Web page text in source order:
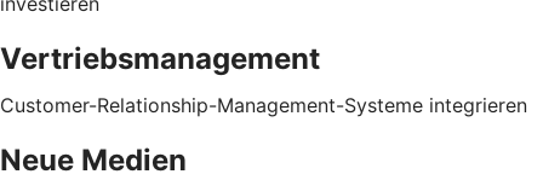
Vertriebsmanagement
Customer-Relationship-Management-Systeme integrieren
Neue Medien